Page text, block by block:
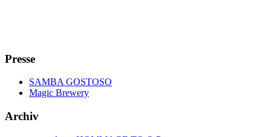
Presse
SAMBA GOSTOSO
Magic Brewery
Archiv